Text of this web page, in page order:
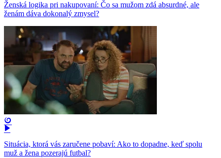
Ženská logika pri nakupovaní: Čo sa mužom zdá absurdné, ale
ženám dáva dokonalý zmysel?
Situácia, ktorá vás zaručene pobaví: Ako to dopadne, keď spolu
muž a žena pozerajú futbal?